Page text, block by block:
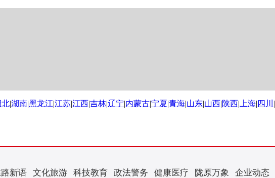
北|湖南|黑龙江|江苏|江西|吉林|辽宁|内蒙古|宁夏|青海|山东|山西|陕西| 上海| 四川 |
新语 文化旅游 科技教育 政法警务 健康医疗 陇原万象 企业动态